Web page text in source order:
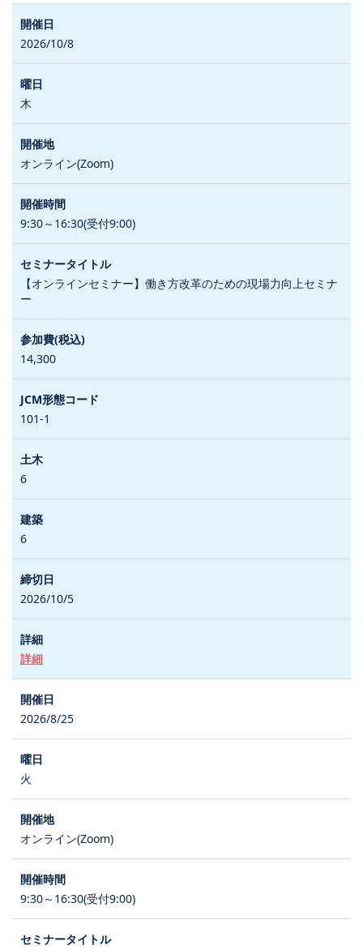
2026/10/8
木
オンライン(Zoom)
9:30～16:30(受付9:00)
【オンラインセミナー】働き方改革のための現場力向上セミナ
ー
14,300
101-1
6
6
2026/10/5
詳細
2026/8/25
火
オンライン(Zoom)
9:30～16:30(受付9:00)